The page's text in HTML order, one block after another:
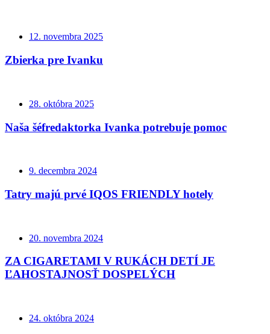
12. novembra 2025
Zbierka pre Ivanku
28. októbra 2025
Naša šéfredaktorka Ivanka potrebuje pomoc
9. decembra 2024
Tatry majú prvé IQOS FRIENDLY hotely
20. novembra 2024
ZA CIGARETAMI V RUKÁCH DETÍ JE
ĽAHOSTAJNOSŤ DOSPELÝCH
24. októbra 2024